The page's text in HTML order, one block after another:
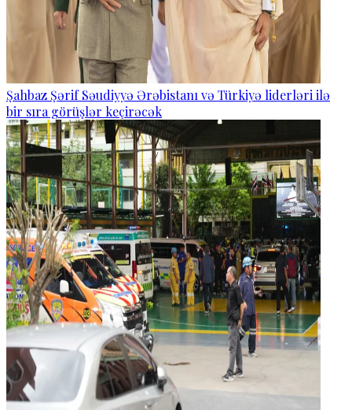
Şahbaz Şərif Səudiyyə Ərəbistanı və Türkiyə liderləri ilə
bir sıra görüşlər keçirəcək